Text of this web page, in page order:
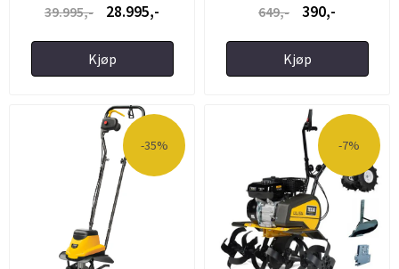
39.995,- 28.995,-
Kjøp
649,- 390,-
Kjøp
-35% -7%